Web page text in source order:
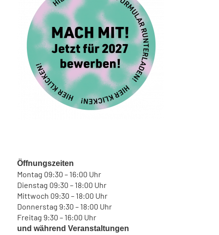
Öffnungszeiten
Montag 09:30 – 16:00 Uhr
Dienstag 09:30 – 18:00 Uhr
Mittwoch 09:30 – 18:00 Uhr
Donnerstag 9:30 – 18:00 Uhr
Freitag 9:30 – 16:00 Uhr
und während Veranstaltungen